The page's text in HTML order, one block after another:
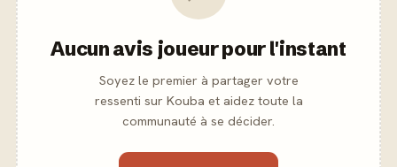
Aucun avis joueur pour l'instant
Soyez le premier à partager votre
ressenti sur Kouba et aidez toute la
communauté à se décider.